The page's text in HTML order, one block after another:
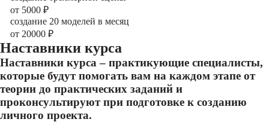
от 5000 ₽
создание 20 моделей в месяц
от 20000 ₽
Наставники курса
Наставники курса – практикующие специалисты,
которые будут помогать вам на каждом этапе от
теории до практических заданий и
проконсультируют при подготовке к созданию
личного проекта.